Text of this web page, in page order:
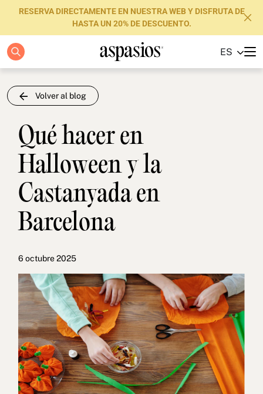
RESERVA DIRECTAMENTE EN NUESTRA WEB Y DISFRUTA DE
HASTA UN 20% DE DESCUENTO.
ES
Apartamentos
Boutique Hotels
Sobre nosotros
Blog
Inversores
Política de cookies Política de privacidad
Qué hacer en
Halloween y la
Castanyada en
Barcelona
6 octubre 2025
Volver al blog